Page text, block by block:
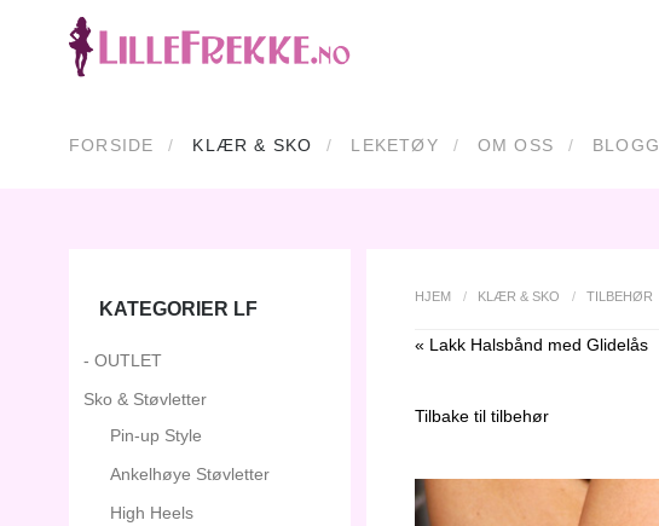
FORSIDE KLÆR & SKO LEKETØY OM OSS BLOGG
HJEM / KLÆR & SKO / TILBEHØR
« Lakk Halsbånd med Glidelås
Tilbake til tilbehør
KATEGORIER LF
- OUTLET
Sko & Støvletter
Pin-up Style
Ankelhøye Støvletter
High Heels